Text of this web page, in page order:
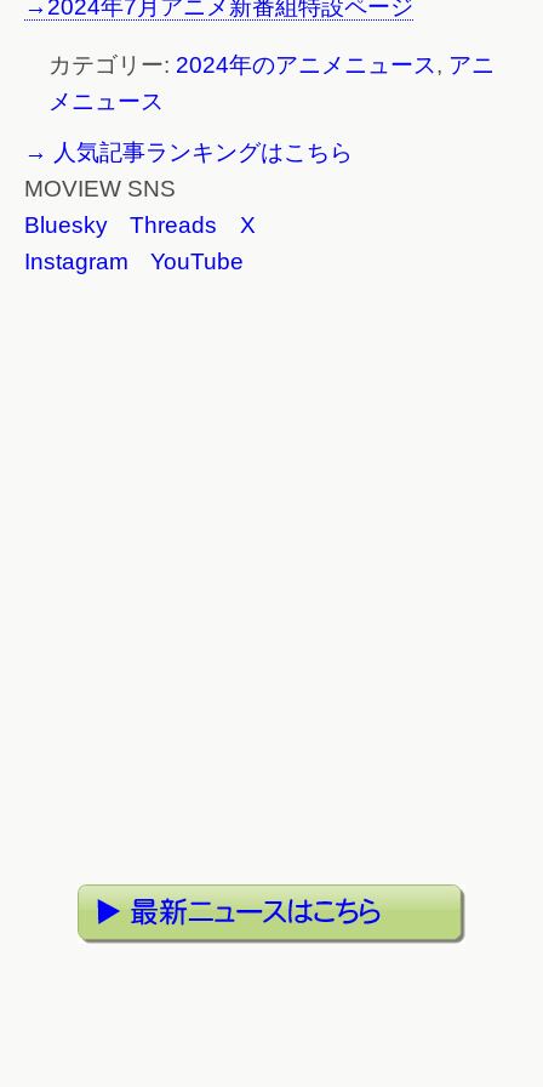
→2024年7月アニメ新番組特設ページ
カテゴリー: 2024年のアニメニュース, アニ
メニュース
→ 人気記事ランキングはこちら
MOVIEW SNS
Bluesky
Threads
X
Instagram
YouTube